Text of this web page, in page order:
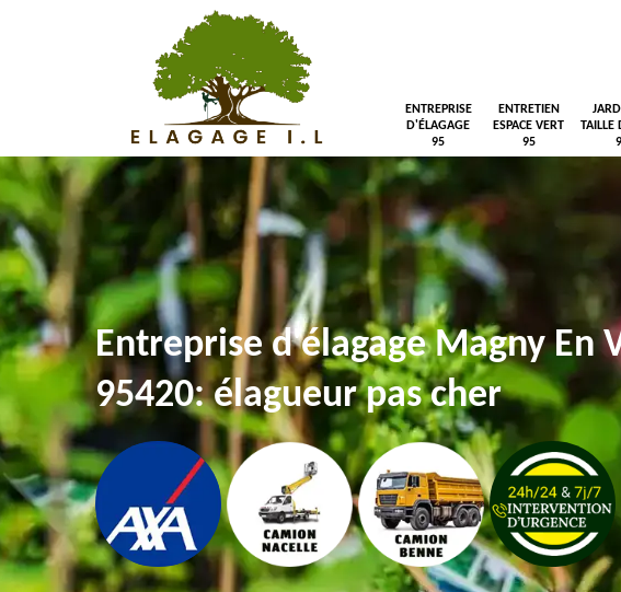
ENTREPRISE
D'ÉLAGAGE
95
ENTRETIEN
ESPACE VERT
95
TAILLE
Entreprise d'élagage Magny En
95420: élagueur pas cher